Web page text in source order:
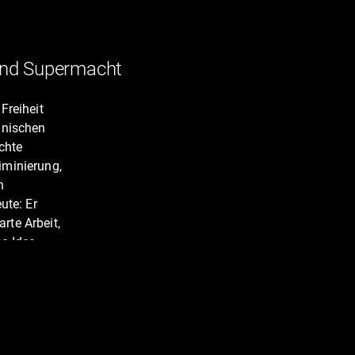
Supermacht
Er
Arbeit,
Idee